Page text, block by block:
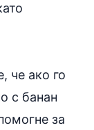
че ако го
с банан
за